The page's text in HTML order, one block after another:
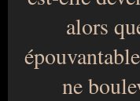
alors
ne